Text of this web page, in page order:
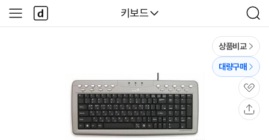
다나와
키보드
검
색
사
이
다
나
와
상품비교
대량구매
관
심